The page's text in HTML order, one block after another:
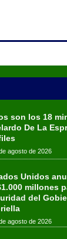
son los 18
De La
agosto de 2026
Unidos
millones
del
agosto de 2026